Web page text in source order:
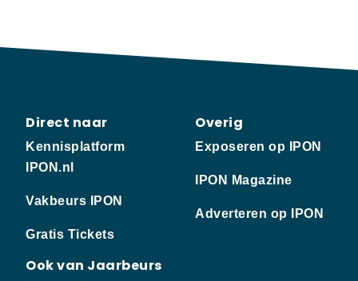
Direct naar
Kennisplatform
IPON.nl
Vakbeurs IPON
Gratis Tickets
Ook van Jaarbeurs
Overig
Exposeren op IPON
IPON Magazine
Adverteren op IPON